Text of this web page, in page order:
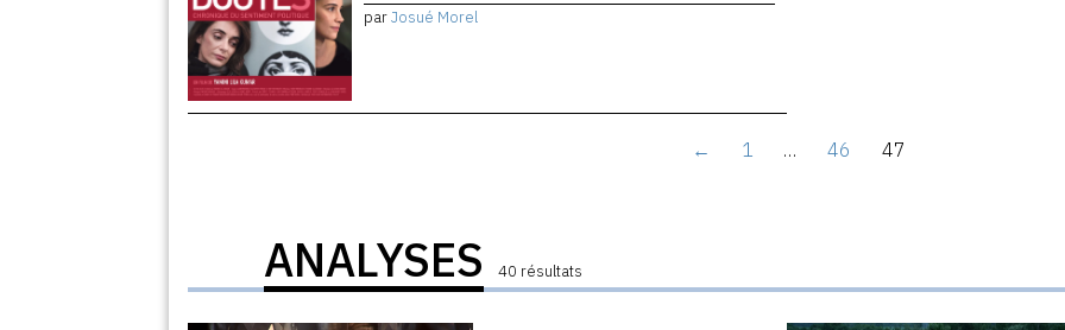
parJosué Morel
← 1 … 46 47
ANALYSES 40 résultats